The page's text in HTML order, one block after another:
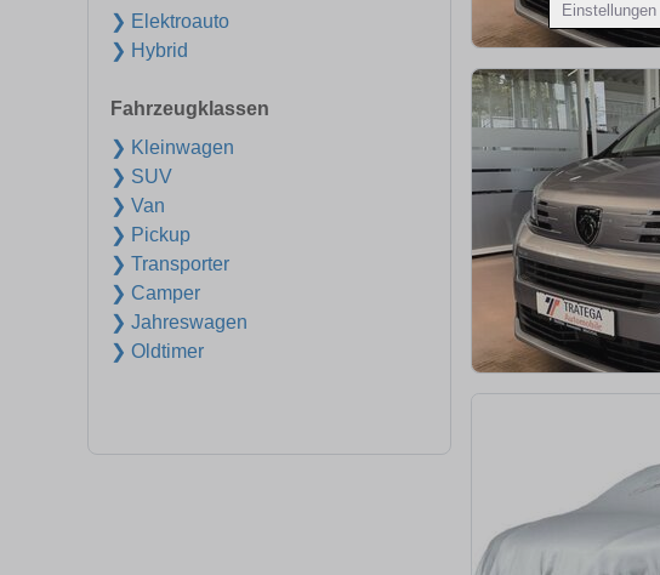
Einstellungen
❯ Elektroauto
❯ Hybrid
Fahrzeugklassen
❯ Kleinwagen
❯ SUV
❯ Van
❯ Pickup
❯ Transporter
❯ Camper
❯ Jahreswagen
❯ Oldtimer